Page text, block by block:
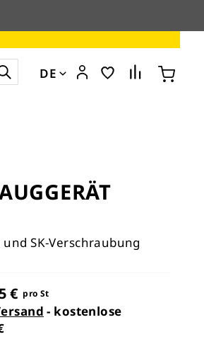
DE
SK-Verschraubung
€ pro St
- kostenlose